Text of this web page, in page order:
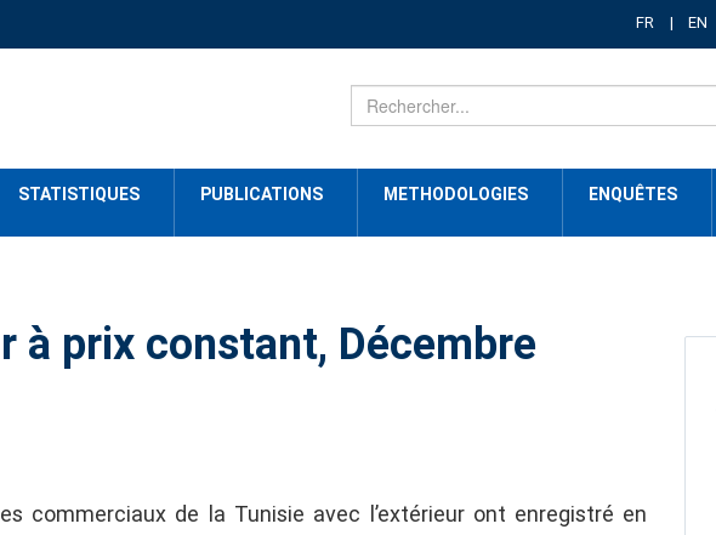
FR EN
STATISTIQUES PUBLICATIONS METHODOLOGIES ENQUÊTES
à prix constant, Décembre
commerciaux de la Tunisie avec l’extérieur ont enregistré en